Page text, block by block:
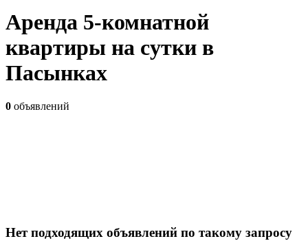
Аренда 5-комнатной
квартиры на сутки в
Пасынках
0 объявлений
Нет подходящих объявлений по такому запросу